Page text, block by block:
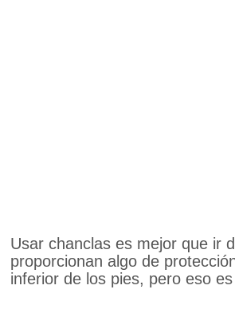
Usar chanclas es mejor que ir
proporcionan algo de
inferior de los pies, pero eso